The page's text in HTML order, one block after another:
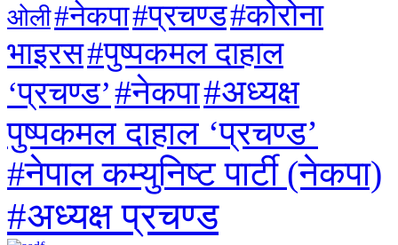
ओली#नेकपा#प्रचण्ड#कोरोना
भाइरस#पुष्पकमल दाहाल
‘प्रचण्ड’#नेकपा#अध्यक्ष
पुष्पकमल दाहाल ‘प्रचण्ड’
#नेपाल कम्युनिष्ट पार्टी (नेकपा)
#अध्यक्ष प्रचण्ड